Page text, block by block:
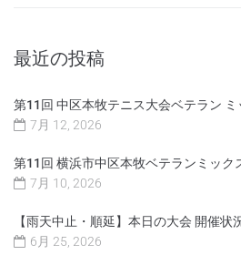
最近の投稿
第11回 中区本牧テニス大会ベテラン
7月 12, 2026
第11回 横浜市中区本牧ベテランミック
7月 10, 2026
【雨天中止・順延】本日の大会 開催状
6月 25, 2026